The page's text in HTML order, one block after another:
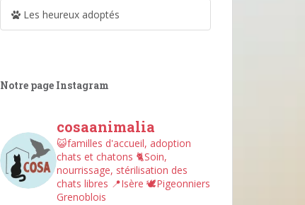
Les heureux adoptés
Notre page Instagram
cosaanimalia
😺familles d'accueil, adoption
chats et chatons 🐈Soin,
nourrissage, stérilisation des
chats libres 📍Isère 🕊︎Pigeonniers
Grenoblois